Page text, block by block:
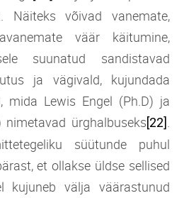
Näiteks võivad vanemate,
väär käitumine,
suunatud sandistavad
ja vägivald, kujundada
mida Lewis Engel (Ph.D) ja
ürghalbuseks[22]
süütunde puhul
et ollakse üldse sellised
kujuneb välja väärastunud